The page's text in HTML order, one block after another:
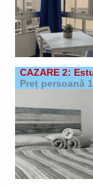
CAZARE 2:
Preț persoană